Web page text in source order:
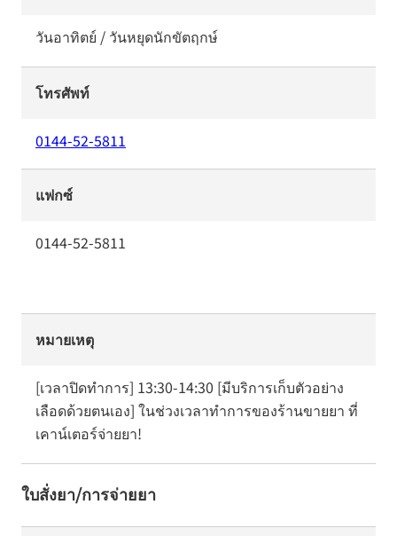
วันอาทิตย์ / วันหยุดนักขัตฤกษ์
โทรศัพท์
0144-52-5811
แฟกซ์
0144-52-5811
หมายเหตุ
[เวลาปิดทำการ] 13:30-14:30 [มีบริการเก็บตัวอย่าง
เลือดด้วยตนเอง] ในช่วงเวลาทำการของร้านขายยา ที่
เคาน์เตอร์จ่ายยา!
ใบสั่งยา/การจ่ายยา